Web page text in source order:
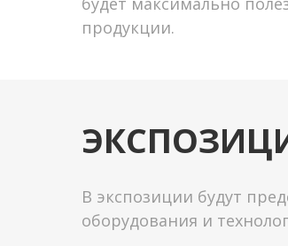
продукции.
В экспозиции будут
оборудования и